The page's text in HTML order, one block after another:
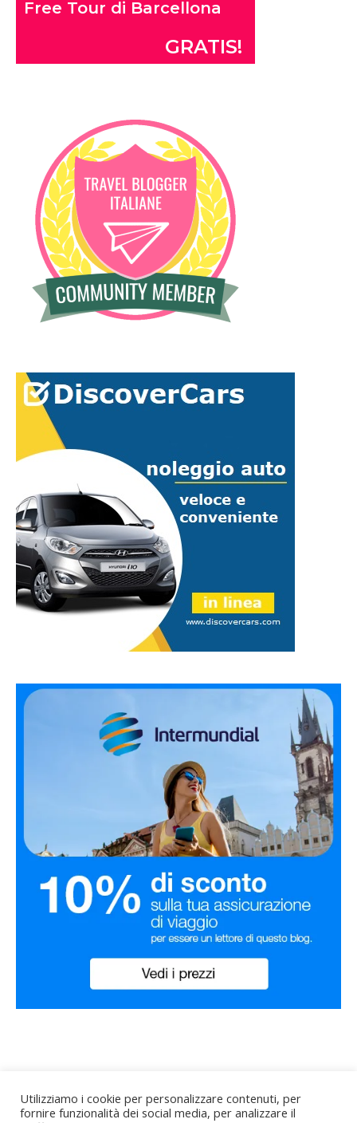
Utilizziamo i cookie per personalizzare contenuti, per
fornire funzionalità dei social media, per analizzare il